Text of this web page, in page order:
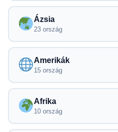
Ázsia
23 ország
Amerikák
15 ország
Afrika
10 ország